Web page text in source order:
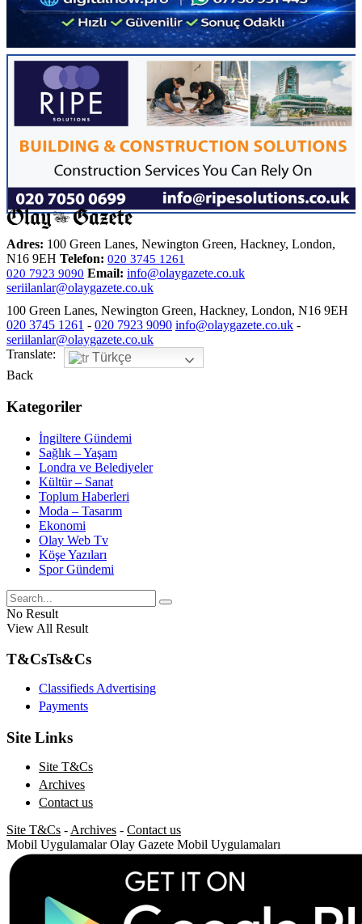
Adres: 100 Green Lanes, Newington Green, Hackney, London,
N16 9EH Telefon: 020 3745 1261
020 7923 9090 Email: info@olaygazete.co.uk
seriilanlar@olaygazete.co.uk
100 Green Lanes, Newington Green, Hackney, London, N16 9EH
020 3745 1261 - 020 7923 9090 info@olaygazete.co.uk -
seriilanlar@olaygazete.co.uk
Translate:
Türkçe
Back
Kategoriler
İngiltere Gündemi
Sağlık – Yaşam
Londra ve Belediyeler
Kültür – Sanat
Toplum Haberleri
Moda – Tasarım
Ekonomi
Olay Web Tv
Köşe Yazıları
Spor Gündemi
No Result
View All Result
T&CsTs&Cs
Classifieds Advertising
Payments
Site Links
Site T&Cs
Archives
Contact us
Site T&Cs - Archives - Contact us
Mobil Uygulamalar Olay Gazete Mobil Uygulamaları